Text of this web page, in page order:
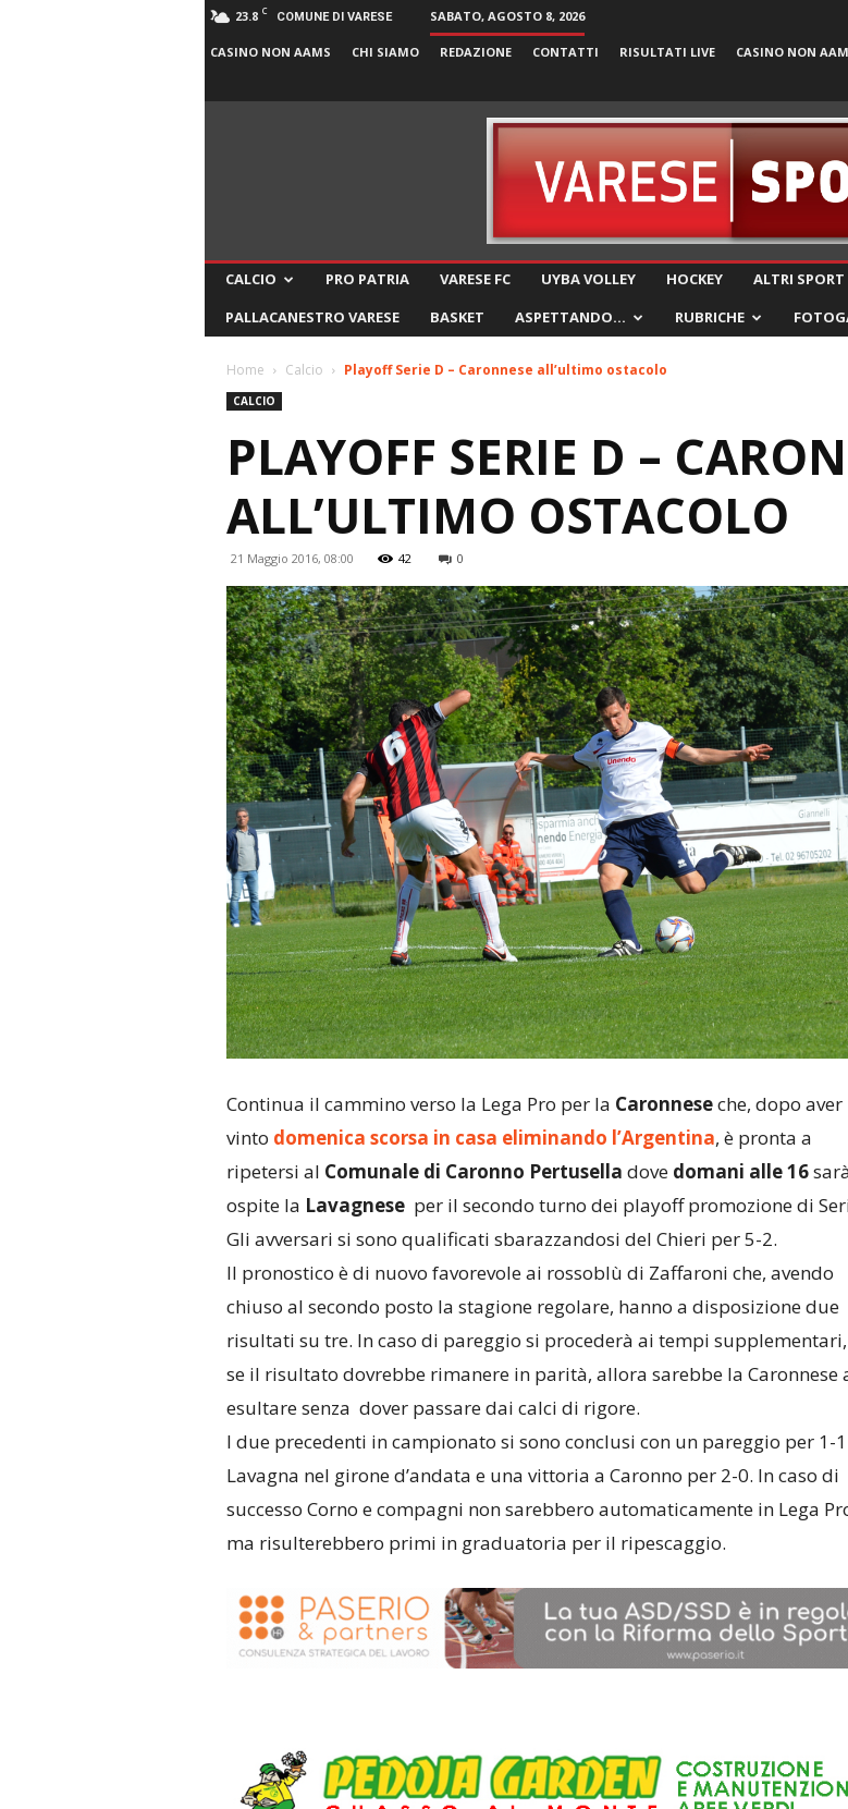
23.8 C COMUNE DI VARESE SABATO, AGOSTO 8, 2026
CASINO NON AAMS CHI SIAMO REDAZIONE CONTATTI RISULTATI LIVE CASINO NON
CALCIO PRO PATRIA VARESE FC UYBA VOLLEY HOCKEY ALTRI SPORT
PALLACANESTRO VARESE
BASKET ASPETTANDO… RUBRICHE
Home Calcio Playoff Serie D – Caronnese all’ultimo ostacolo
CALCIO
PLAYOFF SERIE D –
ALL’ULTIMO OSTACOLO
21 Maggio 2016, 08:00 42 0
Continua il cammino verso la Lega Pro per la Caronneseche, dopo aver
vinto domenica scorsa in casa eliminando l’Argentina, è pronta a
ripetersi al Comunale di Caronno Pertusella dove domani alle 16
ospite la Lavagnese per il secondo turno dei playoff promozione di
Gli avversari si sono qualificati sbarazzandosi del Chieri per 5-2.
Il pronostico è di nuovo favorevole ai rossoblù di Zaffaroni che, avendo
chiuso al secondo posto la stagione regolare, hanno a disposizione due
risultati su tre. In caso di pareggio si procederà ai tempi
se il risultato dovrebbe rimanere in parità, allora sarebbe la Caronnese
esultare senza dover passare dai calci di rigore.
I due precedenti in campionato si sono conclusi con un pareggio per 1-
Lavagna nel girone d’andata e una vittoria a Caronno per 2-0. In caso di
successo Corno e compagni non sarebbero automaticamente in Lega
ma risulterebbero primi in graduatoria per il ripescaggio.